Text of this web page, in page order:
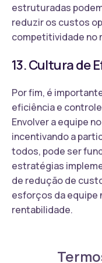
estruturadas
reduzir os custos
competitividade no
13. Cultura de
Por fim, é
eficiência e
Envolver a equipe
incentivando a
todos, pode ser
estratégias
de redução de
esforços da equipe
rentabilidade.